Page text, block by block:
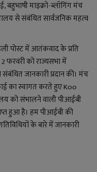
माइक्रो-ब्लॉगिंग मंच
से संबंधित सार्वजनिक महत्व
पोस्ट में आतंकवाद के प्रति
फरवरी को राज्यसभा में
संबंधित जानकारी प्रदान की। मंच
का स्वागत करते हुए Koo
को संभालने वाली पीआईबी
हुआ है। हम पीआईबी की
के बारे में जानकारी